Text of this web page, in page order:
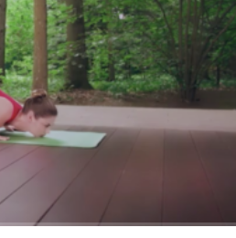
Ohjaajan ääni
metsän viileys
kesäsade
vuoren hiljaisuus
merituuli
tuulen ääni
kevätmetsä